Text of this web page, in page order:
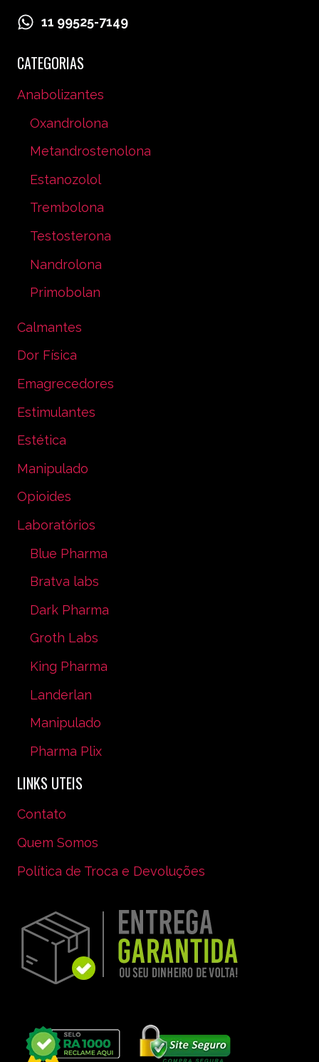
11 99525-7149
CATEGORIAS
Anabolizantes
Oxandrolona
Metandrostenolona
Estanozolol
Trembolona
Testosterona
Nandrolona
Primobolan
Calmantes
Dor Física
Emagrecedores
Estimulantes
Estética
Manipulado
Opioides
Laboratórios
Blue Pharma
Bratva labs
Dark Pharma
Groth Labs
King Pharma
Landerlan
Manipulado
Pharma Plix
LINKS UTEIS
Contato
Quem Somos
Política de Troca e Devoluções